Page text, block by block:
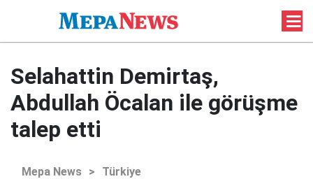
Selahattin Demirtaş,
Abdullah Öcalan ile görüşme
talep etti
Mepa News > Türkiye